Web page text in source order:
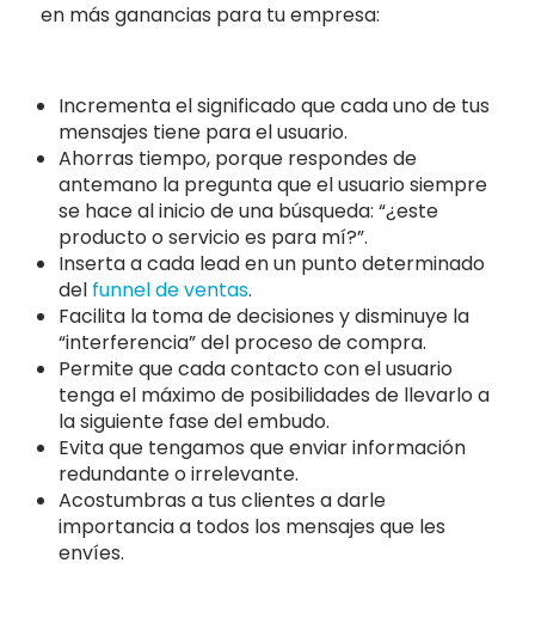
en más ganancias para tu empresa:
Incrementa el significado que cada uno de tus
mensajes tiene para el usuario.
Ahorras tiempo, porque respondes de
antemano la pregunta que el usuario siempre
se hace al inicio de una búsqueda: “¿este
producto o servicio es para mí?”.
Inserta a cada lead en un punto determinado
del funnel de ventas.
Facilita la toma de decisiones y disminuye la
“interferencia” del proceso de compra.
Permite que cada contacto con el usuario
tenga el máximo de posibilidades de llevarlo a
la siguiente fase del embudo.
Evita que tengamos que enviar información
redundante o irrelevante.
Acostumbras a tus clientes a darle
importancia a todos los mensajes que les
envíes.